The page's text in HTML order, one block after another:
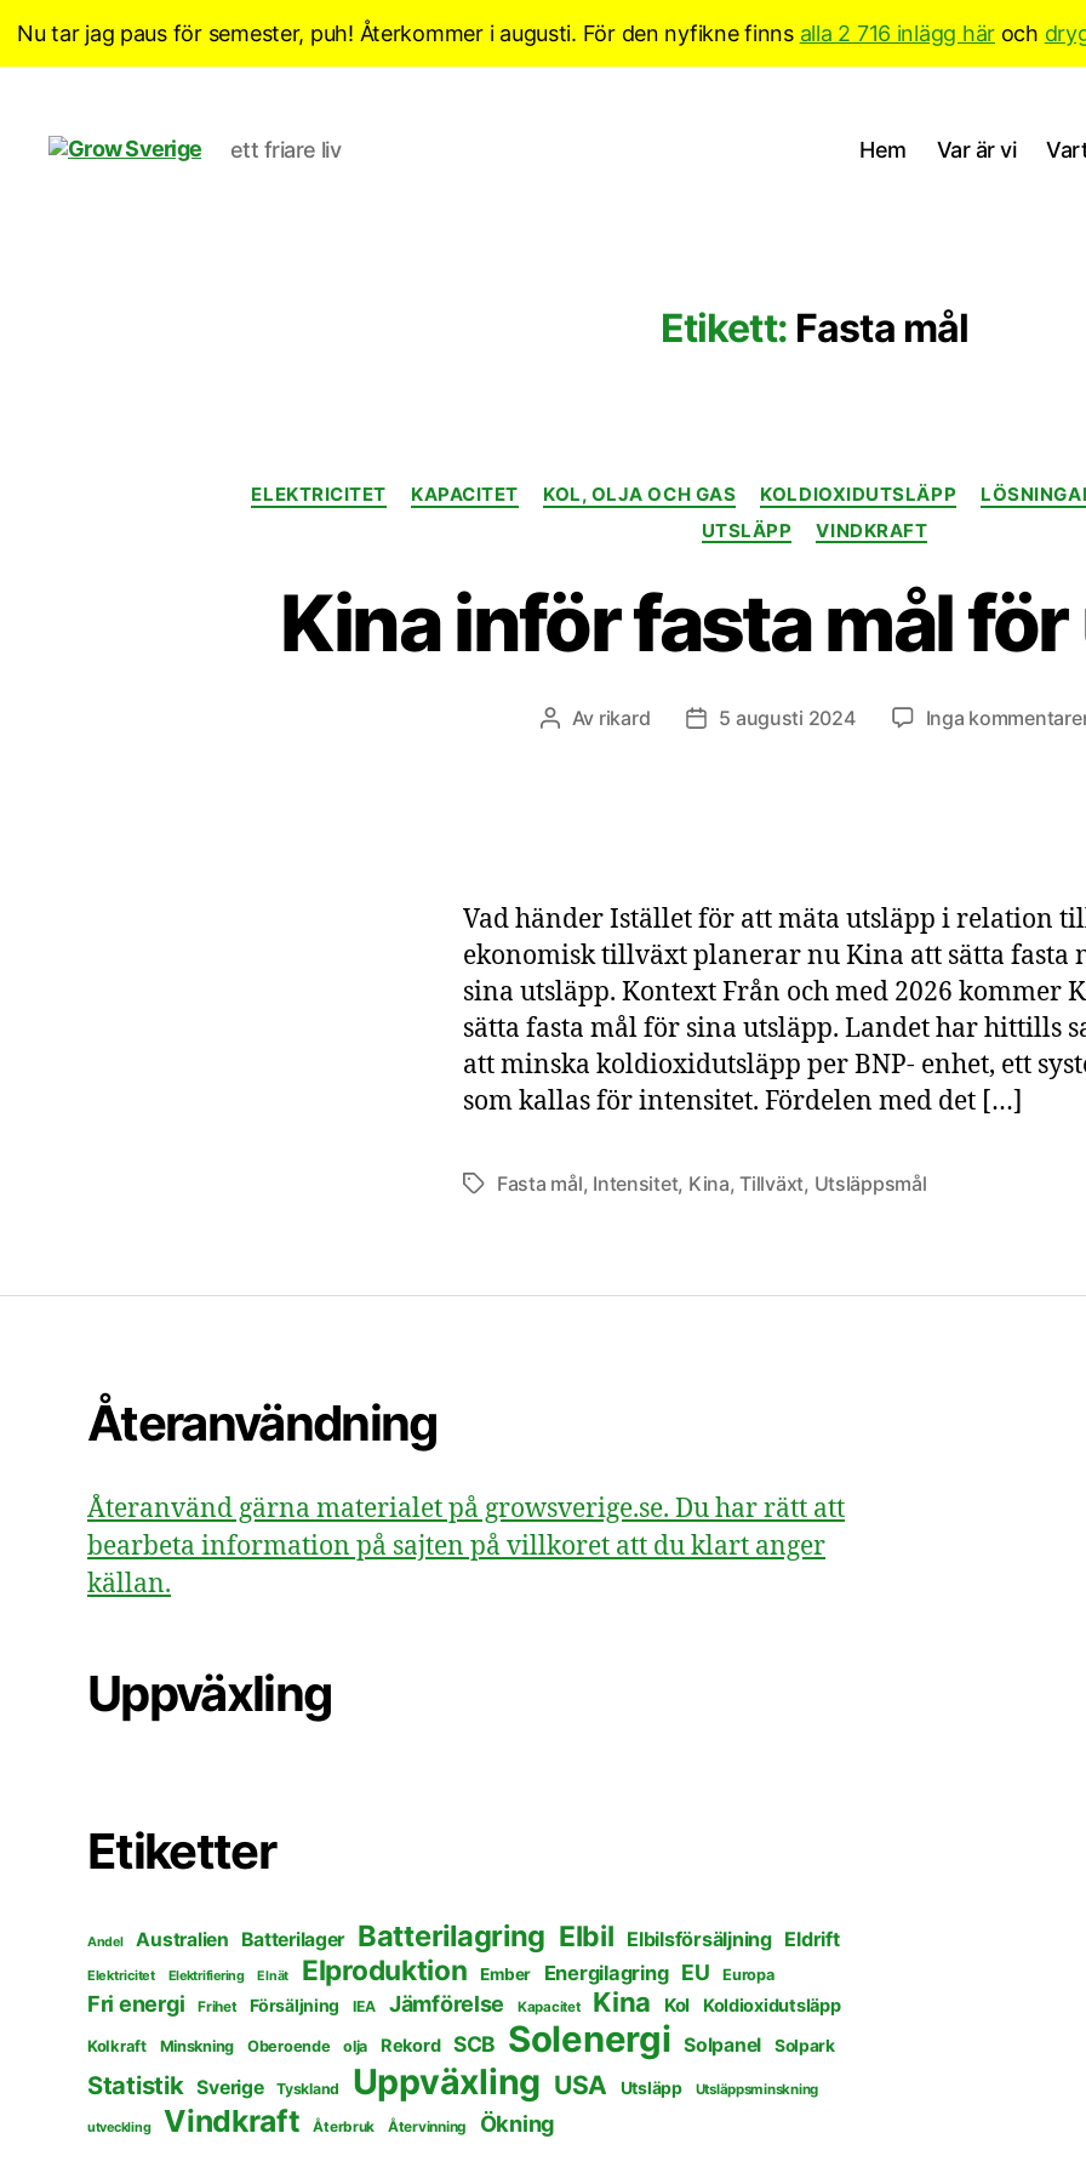
Nu tar jag paus för semester, puh! Återkommer i augusti. För den nyfikne finns alla 2 716 inlägg här och
ett friare liv Hem Var är vi
Etikett: Fasta mål
Kategorier
ELEKTRICITET KAPACITET KOL, OLJA OCH GAS KOLDIOXIDUTSLÄPP
UTSLÄPP
VINDKRAFT
Kina inför fasta mål
Inläggsförfattare
Av rikard Inläggsdatum
5 augusti 2024 Inga
Vad händer Istället för att mäta utsläpp i relation
ekonomisk tillväxt planerar nu Kina att sätta fasta
sina utsläpp. Kontext Från och med 2026 kommer
sätta fasta mål för sina utsläpp. Landet har hittills
att minska koldioxidutsläpp per BNP- enhet, ett
som kallas för intensitet. Fördelen med det […]
EtiketterFasta mål, Intensitet, Kina,Tillväxt, Utsläppsmål
Återanvändning
Återanvänd gärna materialet på growsverige.se. Du har rätt att
bearbeta information på sajten på villkoret att du klart anger
källan.
Uppväxling
Etiketter
Andel Australien Batterilager Batterilagring Elbil Elbilsförsäljning Eldrift
Elektricitet Elektrifiering Elnät Elproduktion Ember Energilagring EU Europa
Fri energi Frihet Försäljning IEA Jämförelse Kapacitet Kina Kol Koldioxidutsläpp
Kolkraft Minskning Oberoende olja Rekord SCB Solenergi Solpanel Solpark
Statistik Sverige Tyskland Uppväxling USA Utsläpp Utsläppsminskning
utveckling Vindkraft Återbruk Återvinning Ökning